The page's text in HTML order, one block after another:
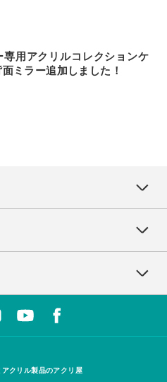
専用アクリルコレクションケ
ミラー追加しました！
クリル製品のアクリ屋